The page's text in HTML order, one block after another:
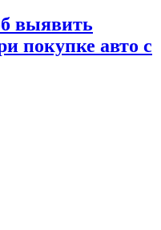
выявить
покупке авто с